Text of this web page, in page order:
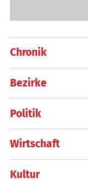
Chronik
Bezirke
Politik
Wirtschaft
Kultur